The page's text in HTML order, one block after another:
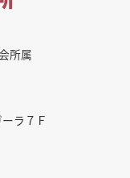
所属
ラ７Ｆ